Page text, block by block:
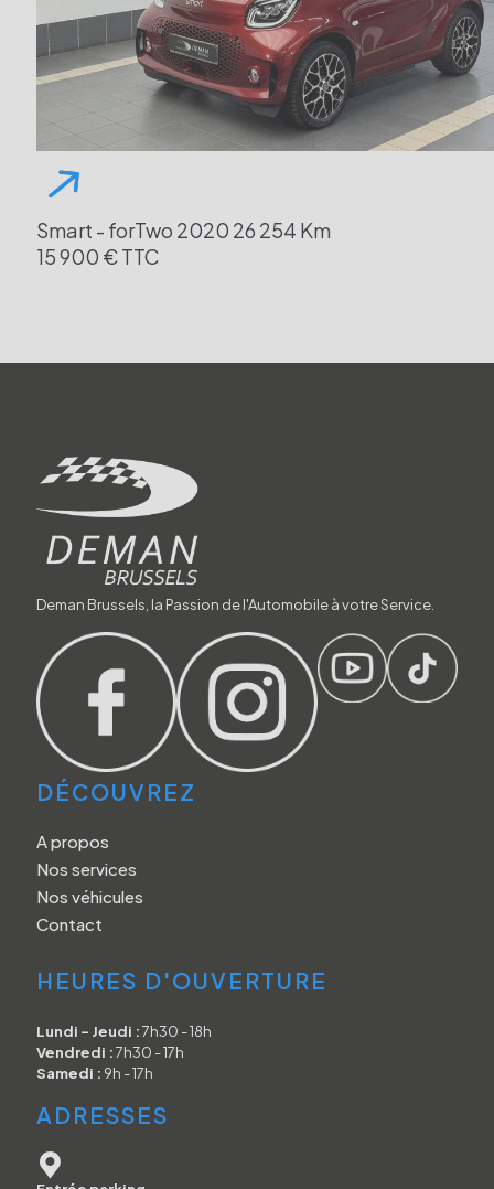
Smart - forTwo 2020 26 254 Km
15 900 € TTC
Deman Brussels, la Passion de l'Automobile à votre Service.
DÉCOUVREZ
A propos
Nos services
Nos véhicules
Contact
HEURES D'OUVERTURE
Lundi - Jeudi :7h30 - 18h
Vendredi :7h30 - 17h
Samedi : 9h - 17h
ADRESSES